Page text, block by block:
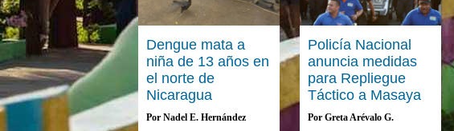
Dengue mata a
niña de 13 años en
el norte de
Nicaragua
Por Nadel E. Hernández
Policía Nacional
anuncia medidas
para Repliegue
Táctico a Masaya
Por Greta Arévalo G.